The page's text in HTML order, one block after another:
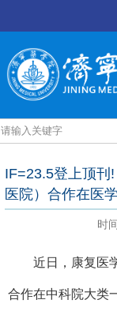
IF=23.5登上顶刊
医院）合作在医
时
近日，康复医
合作在中科院大类